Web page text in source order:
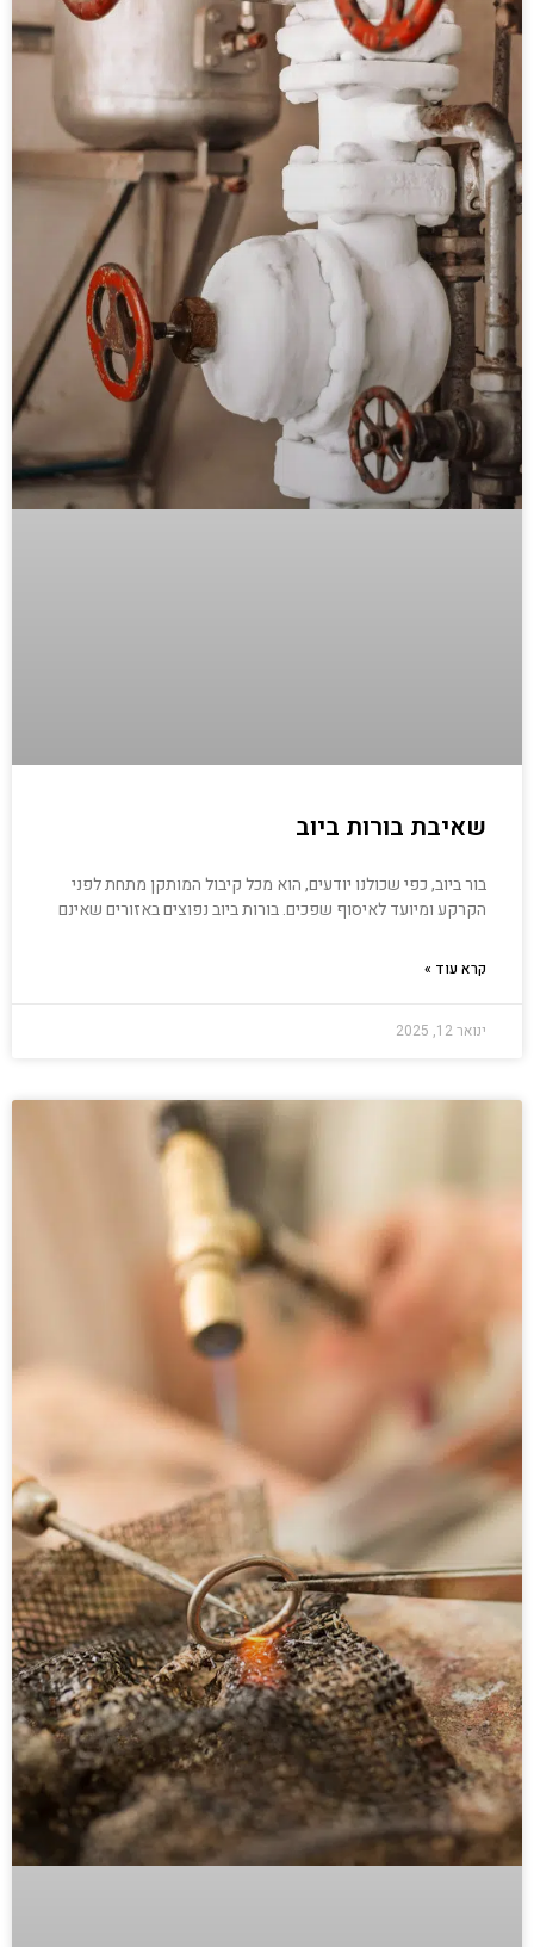
שאיבת בורות ביוב
בור ביוב, כפי שכולנו יודעים, הוא מכל קיבול המותקן מתחת לפני
הקרקע ומיועד לאיסוף שפכים. בורות ביוב נפוצים באזורים שאינם
קרא עוד »
ינואר 12, 2025